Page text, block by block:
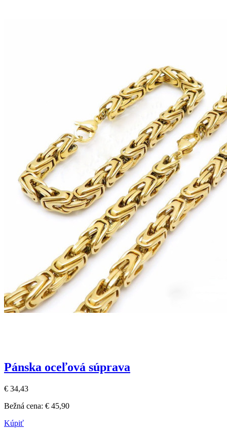
Pánska oceľová súprava
€ 34,43
Bežná cena: € 45,90
Kúpiť